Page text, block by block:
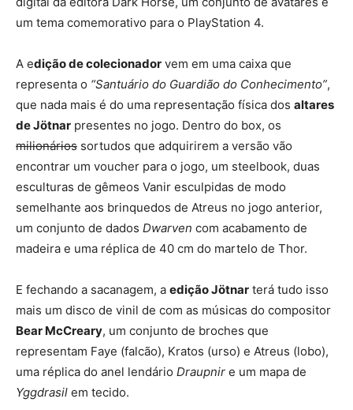
um tema comemorativo para o PlayStation 4.
A edição de colecionador vem em uma caixa que
representa o “Santuário do Guardião do Conhecimento”,
que nada mais é do uma representação física dos altares
de Jötnar presentes no jogo. Dentro do box, os
milionários sortudos que adquirirem a versão vão
encontrar um voucher para o jogo, um steelbook, duas
esculturas de gêmeos Vanir esculpidas de modo
semelhante aos brinquedos de Atreus no jogo anterior,
um conjunto de dados Dwarven com acabamento de
madeira e uma réplica de 40 cm do martelo de Thor.
E fechando a sacanagem, a edição Jötnar terá tudo isso
mais um disco de vinil de com as músicas do compositor
Bear McCreary, um conjunto de broches que
representam Faye (falcão), Kratos (urso) e Atreus (lobo),
uma réplica do anel lendário Draupnir e um mapa de
Yggdrasil em tecido.